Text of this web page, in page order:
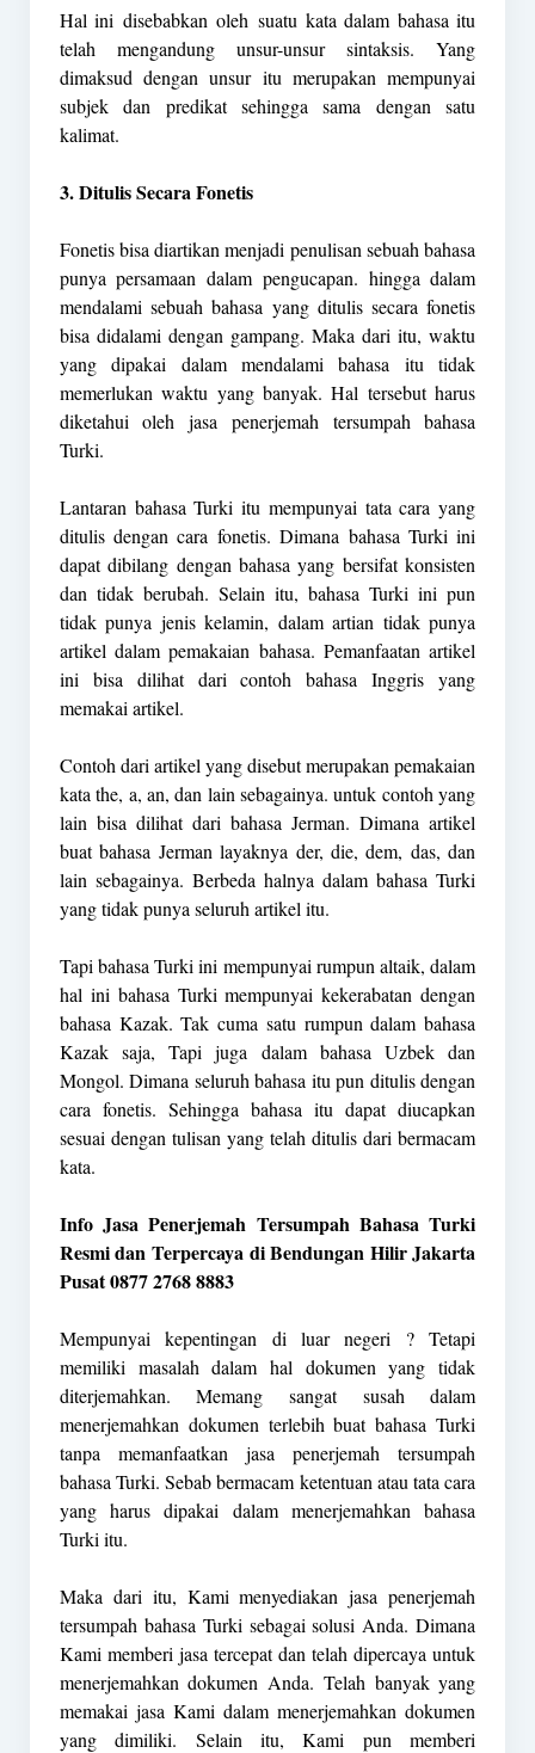
Hal ini disebabkan oleh suatu kata dalam bahasa itu
telah mengandung unsur-unsur sintaksis. Yang
dimaksud dengan unsur itu merupakan mempunyai
subjek dan predikat sehingga sama dengan satu
kalimat.
3. Ditulis Secara Fonetis
Fonetis bisa diartikan menjadi penulisan sebuah bahasa
punya persamaan dalam pengucapan. hingga dalam
mendalami sebuah bahasa yang ditulis secara fonetis
bisa didalami dengan gampang. Maka dari itu, waktu
yang dipakai dalam mendalami bahasa itu tidak
memerlukan waktu yang banyak. Hal tersebut harus
diketahui oleh jasa penerjemah tersumpah bahasa
Turki.
Lantaran bahasa Turki itu mempunyai tata cara yang
ditulis dengan cara fonetis. Dimana bahasa Turki ini
dapat dibilang dengan bahasa yang bersifat konsisten
dan tidak berubah. Selain itu, bahasa Turki ini pun
tidak punya jenis kelamin, dalam artian tidak punya
artikel dalam pemakaian bahasa. Pemanfaatan artikel
ini bisa dilihat dari contoh bahasa Inggris yang
memakai artikel.
Contoh dari artikel yang disebut merupakan pemakaian
kata the, a, an, dan lain sebagainya. untuk contoh yang
lain bisa dilihat dari bahasa Jerman. Dimana artikel
buat bahasa Jerman layaknya der, die, dem, das, dan
lain sebagainya. Berbeda halnya dalam bahasa Turki
yang tidak punya seluruh artikel itu.
Tapi bahasaTurki ini mempunyai rumpun altaik, dalam
hal ini bahasa Turki mempunyai kekerabatan dengan
bahasa Kazak. Tak cuma satu rumpun dalam bahasa
Kazak saja, Tapi juga dalam bahasa Uzbek dan
Mongol. Dimana seluruh bahasa itu pun ditulis dengan
cara fonetis. Sehingga bahasa itu dapat diucapkan
sesuai dengan tulisan yang telah ditulis dari bermacam
kata.
Info Jasa Penerjemah Tersumpah Bahasa Turki
Resmi dan Terpercaya di Bendungan Hilir Jakarta
Pusat 0877 2768 8883
Mempunyai kepentingan di luar negeri ? Tetapi
memiliki masalah dalam hal dokumen yang tidak
diterjemahkan. Memang sangat susah dalam
menerjemahkan dokumen terlebih buat bahasa Turki
tanpa memanfaatkan jasa penerjemah tersumpah
bahasa Turki. Sebab bermacam ketentuan atau tata cara
yang harus dipakai dalam menerjemahkan bahasa
Turki itu.
Maka dari itu, Kami menyediakan jasa penerjemah
tersumpah bahasa Turki sebagai solusi Anda. Dimana
Kami memberi jasa tercepat dan telah dipercaya untuk
menerjemahkan dokumen Anda. Telah banyak yang
memakai jasa Kami dalam menerjemahkan dokumen
yang dimiliki. Selain itu, Kami pun memberi